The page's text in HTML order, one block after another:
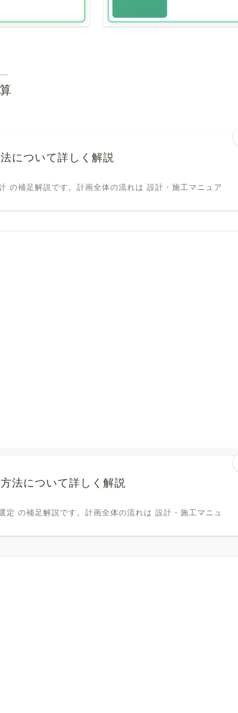
―
について詳しく解説
の補足解説です。計画全体の流れは 設計・施工マニュア
法について詳しく解説
の補足解説です。計画全体の流れは 設計・施工マニュ